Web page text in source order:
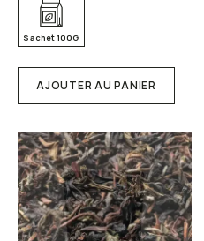
Sachet 100G
AJOUTER AU PANIER